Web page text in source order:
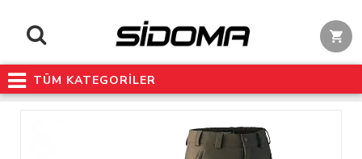
TÜM KATEGORİLER